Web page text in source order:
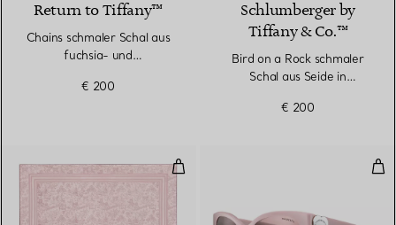
Return to Tiffany™
Chains schmaler Schal aus
fuchsia- und
€ 200
Schlumberger by
Tiffany & Co.™
Bird on a Rock schmaler
Schal aus Seide in
€ 200
Stola aus Seide und Wolle in